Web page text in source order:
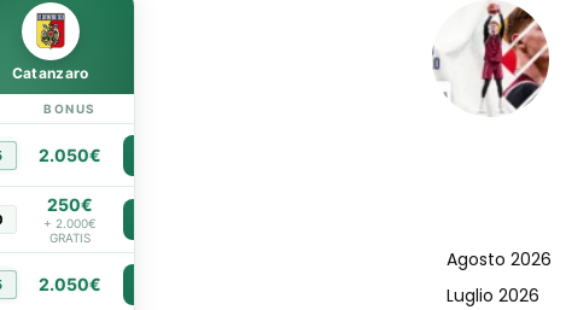
Catanzaro
BONUS
2.050€
250€
+ 2.000€
GRATIS
2.050€
Agosto 2026
Luglio 2026